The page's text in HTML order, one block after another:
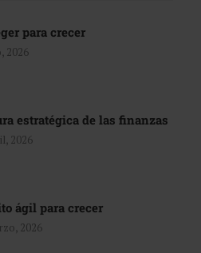
para crecer
2026
estratégica de las finanzas
2026
ágil para crecer
2026